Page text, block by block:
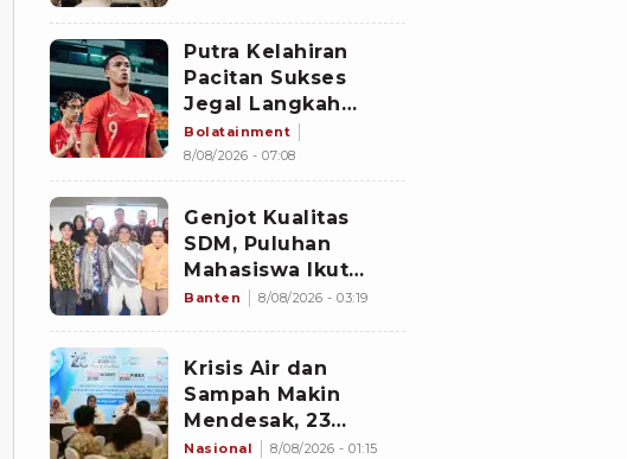
Putra Kelahiran
Pacitan Sukses
Jegal Langkah
Timnas Indonesia
ke Semifinal Piala
AFF 2026
Bolatainment
8/08/2026 - 07:08
Genjot Kualitas
SDM, Puluhan
Mahasiswa Ikut
Program di
Banten 8/08/2026 - 03:19
Krisis Air dan
Sampah Makin
Mendesak, 23
Negara Berkumpul
Nasional 8/08/2026 - 01:15